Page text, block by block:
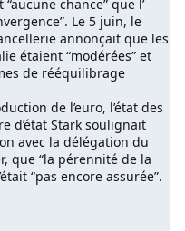
chance” que l’
Le 5 juin, le
annonçait que les
étaient “modérées” et
de rééquilibrage
de l’euro, l’état des
d’état Stark soulignait
avec la délégation du
que “la pérennité de la
“pas encore assurée”.